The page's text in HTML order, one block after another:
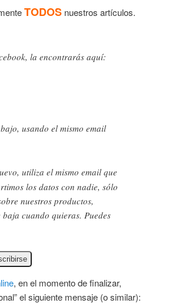
TODOS nuestros artículos.
la encontrarás aquí:
usando el mismo email
utiliza el mismo email que
los datos con nadie, sólo
nuestros productos,
cuando quieras. Puedes
, en el momento de finalizar,
el siguiente mensaje (o similar):